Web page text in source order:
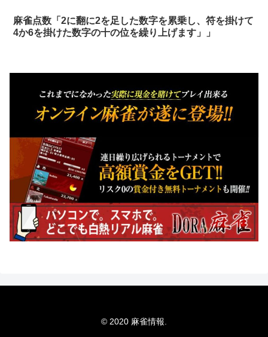
麻雀点数「2に翻に2を足した数字を累乗し、符を掛けて
4か6を掛けた数字の十の位を繰り上げます」」
© 2020 麻雀情報.